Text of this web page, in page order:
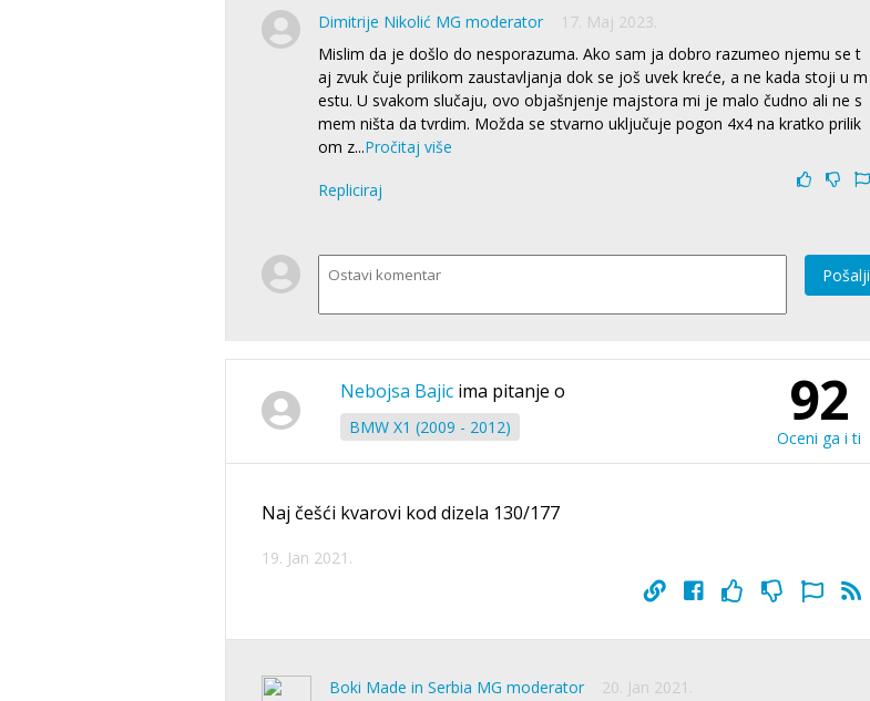
Dimitrije Nikolić MG moderator
17. Maj 2023.
Mislim da je došlo do nesporazuma. Ako sam ja dobro razumeo njemu se t
aj zvuk čuje prilikom zaustavljanja dok se još uvek kreće, a ne kada stoji u m
estu. U svakom slučaju, ovo objašnjenje majstora mi je malo čudno ali ne s
mem ništa da tvrdim. Možda se stvarno uključuje pogon 4x4 na kratko prilik
om z...Pročitaj više
Repliciraj
Pošalji
Nebojsa Bajic ima pitanje o
BMW X1 (2009 - 2012) 92
Oceni ga i ti
Naj češći kvarovi kod dizela 130/177
19. Jan 2021.
Boki Made in Serbia MG moderator
20. Jan 2021.